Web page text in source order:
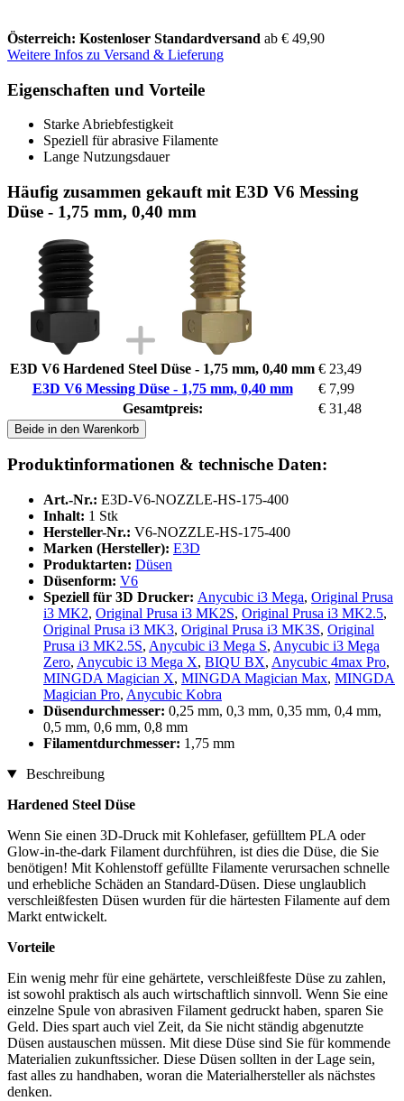
Österreich: Kostenloser Standardversand ab € 49,90
Weitere Infos zu Versand & Lieferung
Eigenschaften und Vorteile
Starke Abriebfestigkeit
Speziell für abrasive Filamente
Lange Nutzungsdauer
Häufig zusammen gekauft mit E3D V6 Messing
Düse - 1,75 mm, 0,40 mm
E3D V6 Hardened Steel Düse - 1,75 mm, 0,40 mm € 23,49
E3D V6 Messing Düse - 1,75 mm, 0,40 mm
€ 7,99
Gesamtpreis:
€ 31,48
Beide in den Warenkorb
Produktinformationen & technische Daten:
Art.-Nr.: E3D-V6-NOZZLE-HS-175-400
Inhalt: 1 Stk
Hersteller-Nr.: V6-NOZZLE-HS-175-400
Marken (Hersteller): E3D
Produktarten: Düsen
Düsenform: V6
Speziell für 3D Drucker: Anycubic i3 Mega, Original Prusa
i3 MK2, Original Prusa i3 MK2S, Original Prusa i3 MK2.5,
Original Prusa i3 MK3, Original Prusa i3 MK3S, Original
Prusa i3 MK2.5S, Anycubic i3 Mega S, Anycubic i3 Mega
Zero, Anycubic i3 Mega X, BIQU BX, Anycubic 4max Pro,
MINGDA Magician X, MINGDA Magician Max, MINGDA
Magician Pro, Anycubic Kobra
Düsendurchmesser: 0,25 mm, 0,3 mm, 0,35 mm, 0,4 mm,
0,5 mm, 0,6 mm, 0,8 mm
Filamentdurchmesser: 1,75 mm
Beschreibung
Hardened Steel Düse
Wenn Sie einen 3D-Druck mit Kohlefaser, gefülltem PLA oder
Glow-in-the-dark Filament durchführen, ist dies die Düse, die Sie
benötigen! Mit Kohlenstoff gefüllte Filamente verursachen schnelle
und erhebliche Schäden an Standard-Düsen. Diese unglaublich
verschleißfesten Düsen wurden für die härtesten Filamente auf dem
Markt entwickelt.
Vorteile
Ein wenig mehr für eine gehärtete, verschleißfeste Düse zu zahlen,
ist sowohl praktisch als auch wirtschaftlich sinnvoll. Wenn Sie eine
einzelne Spule von abrasiven Filament gedruckt haben, sparen Sie
Geld. Dies spart auch viel Zeit, da Sie nicht ständig abgenutzte
Düsen austauschen müssen. Mit diese Düse sind Sie für kommende
Materialien zukunftssicher. Diese Düsen sollten in der Lage sein,
fast alles zu handhaben, woran die Materialhersteller als nächstes
denken.